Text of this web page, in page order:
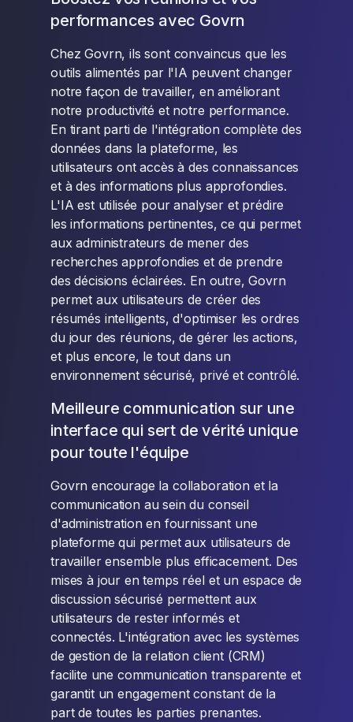
performances avec Govrn
Chez Govrn, ils sont convaincus que les
outils alimentés par l'IA peuvent changer
notre façon de travailler, en améliorant
notre productivité et notre performance.
En tirant parti de l'intégration complète des
données dans la plateforme, les
utilisateurs ont accès à des connaissances
et à des informations plus approfondies.
L'IA est utilisée pour analyser et prédire
les informations pertinentes, ce qui permet
aux administrateurs de mener des
recherches approfondies et de prendre
des décisions éclairées. En outre, Govrn
permet aux utilisateurs de créer des
résumés intelligents, d'optimiser les ordres
du jour des réunions, de gérer les actions,
et plus encore, le tout dans un
environnement sécurisé, privé et contrôlé.
Meilleure communication sur une
interface qui sert de vérité unique
pour toute l'équipe
Govrn encourage la collaboration et la
communication au sein du conseil
d'administration en fournissant une
plateforme qui permet aux utilisateurs de
travailler ensemble plus efficacement. Des
mises à jour en temps réel et un espace de
discussion sécurisé permettent aux
utilisateurs de rester informés et
connectés. L'intégration avec les systèmes
de gestion de la relation client (CRM)
facilite une communication transparente et
garantit un engagement constant de la
part de toutes les parties prenantes.